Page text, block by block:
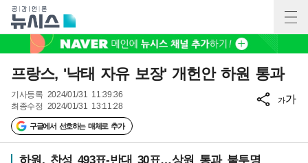
프랑스, '낙태 자유 보장' 개헌안 하원 통과
기사등록 2024/01/31 11:39:36
최종수정 2024/01/31 13:11:28
구글에서 선호하는 매체로 추가
가가
하원, 찬성 493표-반대 30표…상원 통과 불투명